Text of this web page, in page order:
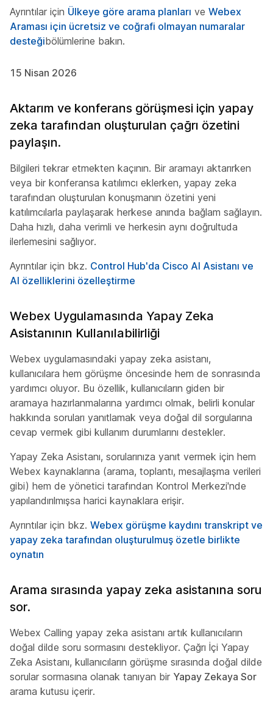
Ayrıntılar için Ülkeye göre arama planları ve Webex
Araması için ücretsiz ve coğrafi olmayan numaralar
desteğibölümlerine bakın.
15 Nisan 2026
Aktarım ve konferans görüşmesi için yapay
zeka tarafından oluşturulan çağrı özetini
paylaşın.
Bilgileri tekrar etmekten kaçının. Bir aramayı aktarırken
veya bir konferansa katılımcı eklerken, yapay zeka
tarafından oluşturulan konuşmanın özetini yeni
katılımcılarla paylaşarak herkese anında bağlam sağlayın.
Daha hızlı, daha verimli ve herkesin aynı doğrultuda
ilerlemesini sağlıyor.
Ayrıntılar için bkz. Control Hub'da Cisco AI Asistanı ve
AI özelliklerini özelleştirme
Webex Uygulamasında Yapay Zeka
Asistanının Kullanılabilirliği
Webex uygulamasındaki yapay zeka asistanı,
kullanıcılara hem görüşme öncesinde hem de sonrasında
yardımcı oluyor. Bu özellik, kullanıcıların giden bir
aramaya hazırlanmalarına yardımcı olmak, belirli konular
hakkında soruları yanıtlamak veya doğal dil sorgularına
cevap vermek gibi kullanım durumlarını destekler.
Yapay Zeka Asistanı, sorularınıza yanıt vermek için hem
Webex kaynaklarına (arama, toplantı, mesajlaşma verileri
gibi) hem de yönetici tarafından Kontrol Merkezi'nde
yapılandırılmışsa harici kaynaklara erişir.
Ayrıntılar için bkz. Webex görüşme kaydını transkript ve
yapay zeka tarafından oluşturulmuş özetle birlikte
oynatın
Arama sırasında yapay zeka asistanına soru
sor.
Webex Calling yapay zeka asistanı artık kullanıcıların
doğal dilde soru sormasını destekliyor. Çağrı İçi Yapay
Zeka Asistanı, kullanıcıların görüşme sırasında doğal dilde
sorular sormasına olanak tanıyan bir Yapay Zekaya Sor
arama kutusu içerir.